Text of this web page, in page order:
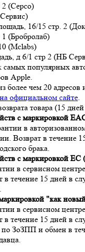
(Серсо)
16/15 стр. 2
1 (Бробролаб)
(Mclabs)
д 6/1 стр 2 (НБ
самых популярных
Apple.
более чем 20 адресов
официальном сайте.
товара (15
с маркировкой
в
Возврат в течение
брака.
с маркировкой EC
в сервисном
в течение 15 дней в
"как
в сервисном
в течение 15 дней в
по ЗоЗПП и обмен в